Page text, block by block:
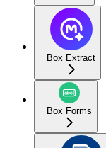
Box Extract
Box Forms